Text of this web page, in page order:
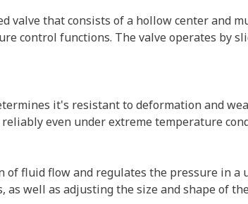
valve that consists of a hollow center and
control functions. The valve operates by
it's resistant to deformation and
even under extreme temperature
of fluid flow and regulates the pressure in
well as adjusting the size and shape of